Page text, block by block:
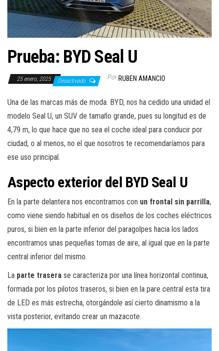
c
i
Prueba: BYD Seal U
25 enero, 2025 Desactivado Por RUBEN AMANCIO
Una de las marcas más de moda. BYD, nos ha cedido una unidad el
modelo Seal U, un SUV de tamaño grande, pues su longitud es de
4,79 m, lo que hace que no sea el coche ideal para conducir por
ciudad, o al menos, no el que nosotros te recomendaríamos para
ese uso principal.
Aspecto exterior del BYD Seal U
En la parte delantera nos encontramos con un frontal sin parrilla,
como viene siendo habitual en os diseños de los coches eléctricos
puros, si bien en la parte inferior del paragolpes hacia los lados
encontramos unas pequeñas tomas de aire, al igual que en la parte
central inferior del mismo.
La parte trasera se caracteriza por una línea horizontal continua,
formada por los pilotos traseros, si bien en la pare central esta tira
de LED es más estrecha, otorgándole así cierto dinamismo a la
vista posterior, evitando crear un mazacote.